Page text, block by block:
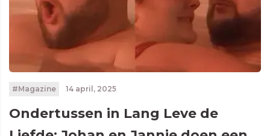
#Magazine 14 april, 2025
Ondertussen in Lang Leve de